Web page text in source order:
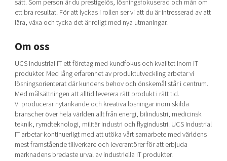
sätt. Som person är du prestigelös, lösningsfokuserad och mån om
ett bra resultat. För att lyckas i rollen ser vi att du är intresserad av att
lära, växa och tycka det är roligt med nya utmaningar.
Om oss
UCS Industrial IT ett företag med kundfokus och kvalitet inom IT
produkter. Med lång erfarenhet av produktutveckling arbetar vi
lösningsorienterat där kundens behov och önskemål står i centrum.
Med målsättningen att alltid leverera rätt produkt i rätt tid.
Vi producerar nytänkande och kreativa lösningar inom skilda
branscher över hela världen allt från energi, bilindustri, medicinsk
teknik, rymdteknologi, militär industri och flygindustri. UCS Industrial
IT arbetar kontinuerligt med att utöka vårt samarbete med världens
mest framstående tillverkare och leverantörer för att erbjuda
marknadens bredaste urval av industriella IT produkter.